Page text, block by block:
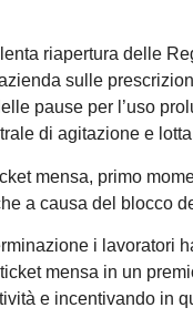
riapertura delle
sulle
pause per l’uso
di agitazione e
mensa, primo
a causa del blocco
i lavoratori
mensa in un
e incentivando in